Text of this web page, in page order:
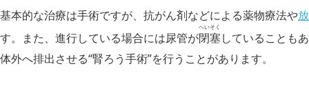
基本的な治療は手術ですが、抗がん剤などによる薬物療法や
す。また、進行している場合には尿管が閉塞
へいそく
していることも
体外へ排出させる“腎ろう手術”を行うことがあります。